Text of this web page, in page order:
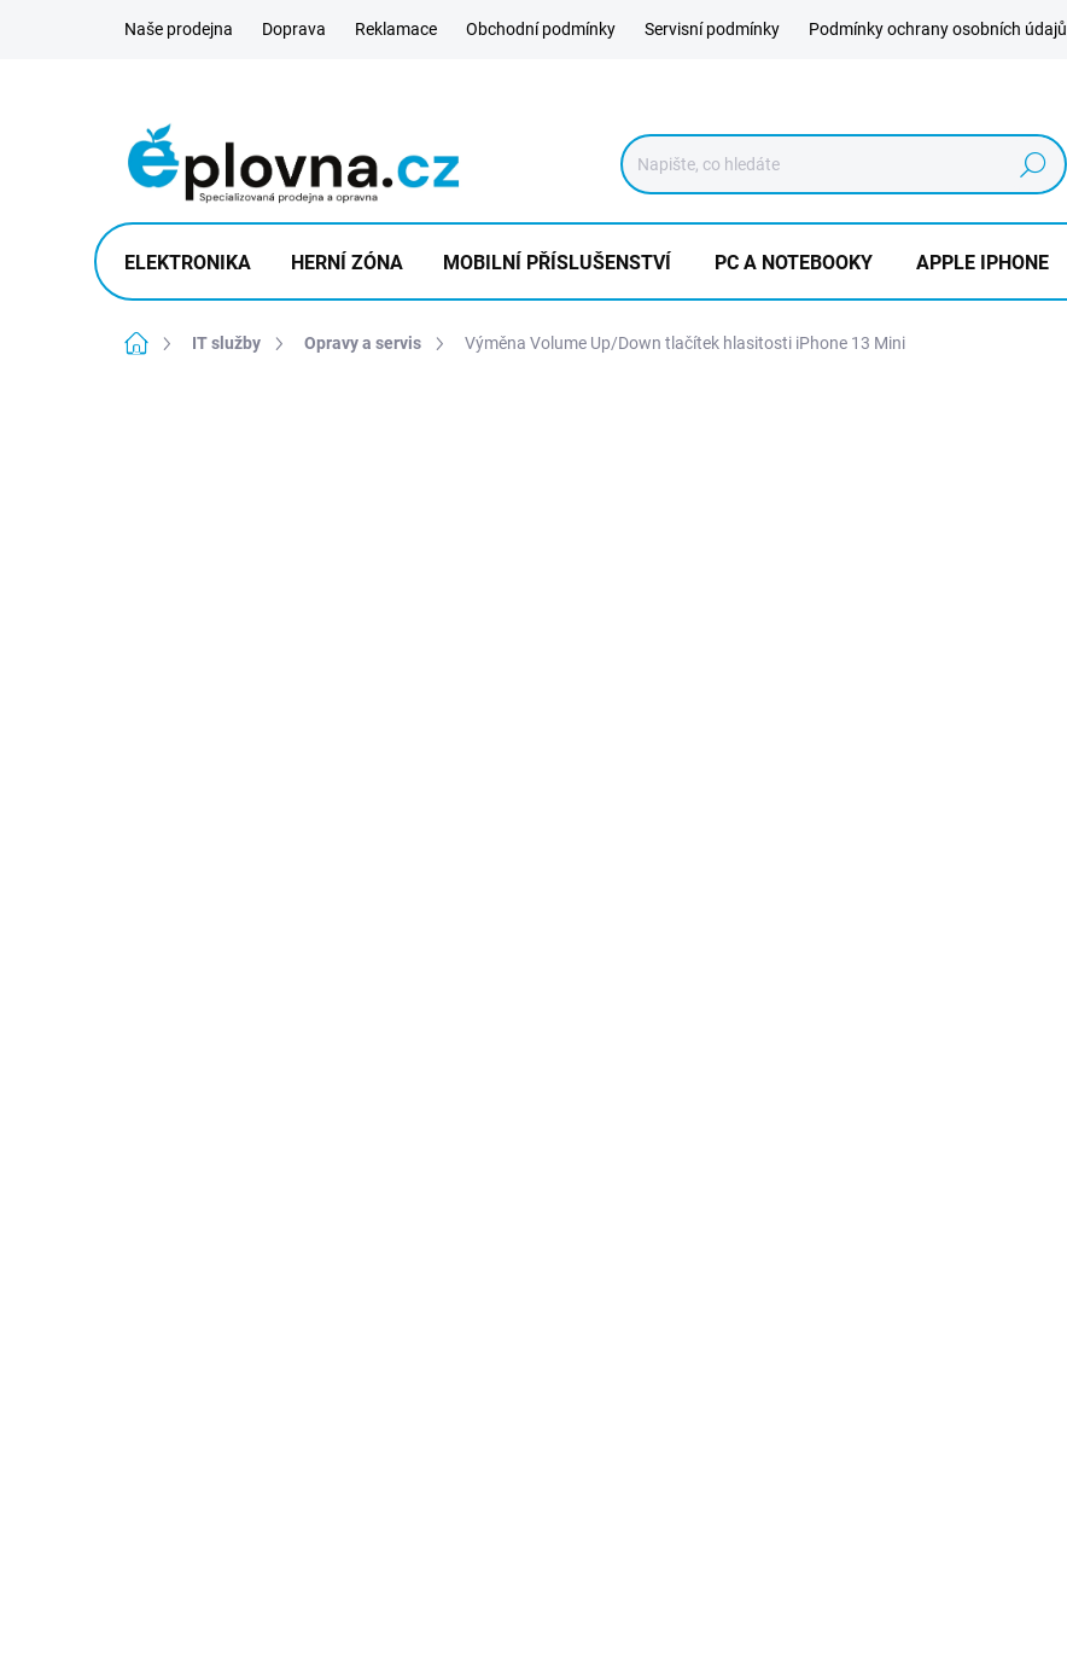
Naše prodejna Doprava Reklamace Obchodní podmínky Servisní podmínky Podmínky ochrany osobních údajů
Hledat
ELEKTRONIKA HERNÍ ZÓNA MOBILNÍ PŘÍSLUŠENSTVÍ PC A NOTEBOOKY APPLE IPHONE
Domů IT služby Opravy a servis Výměna Volume Up/Down tlačítek hlasitosti iPhone 13 Mini